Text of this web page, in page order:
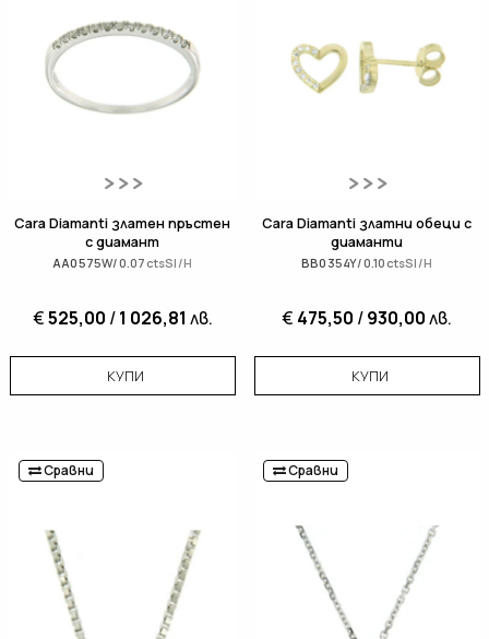
Cara Diamanti златен пръстен
с диамант
AA0575W/0.07ctsSI/H
€525,00 /1 026,81 лв.
КУПИ
Cara Diamanti златни обеци с
диаманти
BB0354Y/0.10ctsSI/H
€ 475,50 /930,00лв.
КУПИ
Сравни Сравни